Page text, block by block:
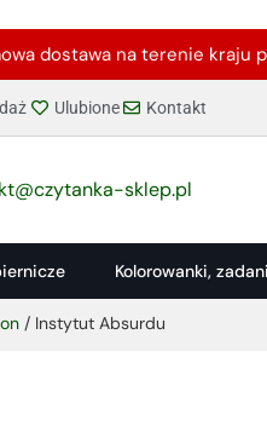
dostawa na terenie kraju
Ulubione Kontakt
sklep.pl
Kolorowanki,
/ Instytut Absurdu